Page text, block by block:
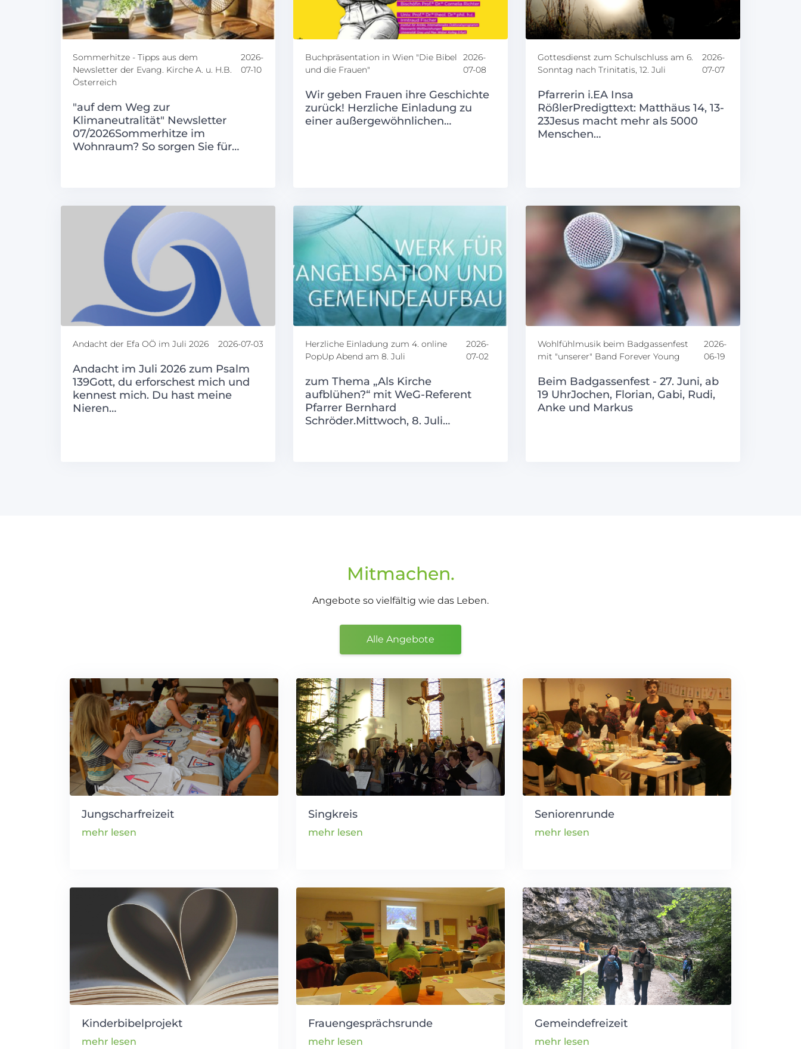
Sommerhitze - Tipps aus dem
Newsletter der Evang. Kirche A. u. H.B.
Österreich
2026-
07-10
"auf dem Weg zur
Klimaneutralität" Newsletter
07/2026Sommerhitze im
Wohnraum? So sorgen Sie für…
Buchpräsentation in Wien "Die Bibel
und die Frauen"
2026-
07-08
Wir geben Frauen ihre Geschichte
zurück! Herzliche Einladung zu
einer außergewöhnlichen…
Gottesdienst zum Schulschluss am 6.
Sonntag nach Trinitatis, 12. Juli
2026-
07-07
Pfarrerin i.EA Insa
RößlerPredigttext: Matthäus 14, 13-
23Jesus macht mehr als 5000
Menschen…
Andacht der Efa OÖ im Juli 2026 2026-07-03
Andacht im Juli 2026 zum Psalm
139Gott, du erforschest mich und
kennest mich. Du hast meine
Nieren…
Herzliche Einladung zum 4. online
PopUp Abend am 8. Juli
2026-
07-02
zum Thema „Als Kirche
aufblühen?“ mit WeG-Referent
Pfarrer Bernhard
Schröder.Mittwoch, 8. Juli…
Wohlfühlmusik beim Badgassenfest
mit "unserer" Band Forever Young
2026-
06-19
Beim Badgassenfest - 27. Juni, ab
19 UhrJochen, Florian, Gabi, Rudi,
Anke und Markus
Mitmachen.
Angebote so vielfältig wie das Leben.
Alle Angebote
Jungscharfreizeit
mehr lesen
Singkreis
mehr lesen
Seniorenrunde
mehr lesen
Kinderbibelprojekt
mehr lesen
Frauengesprächsrunde
mehr lesen
Gemeindefreizeit
mehr lesen